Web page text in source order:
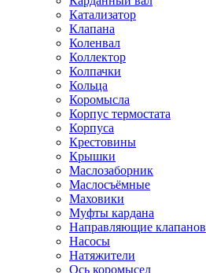
Катализатор
Клапана
Коленвал
Коллектор
Колпачки
Кольца
Коромысла
Корпус термостата
Корпуса
Крестовины
Крышки
Маслозаборник
Маслосъёмные
Маховики
Муфты кардана
Направляющие клапанов
Насосы
Натяжители
Ось коромысел